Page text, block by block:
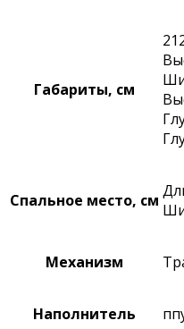
Габариты, см
Спальное место, см
Механизм
Наполнитель